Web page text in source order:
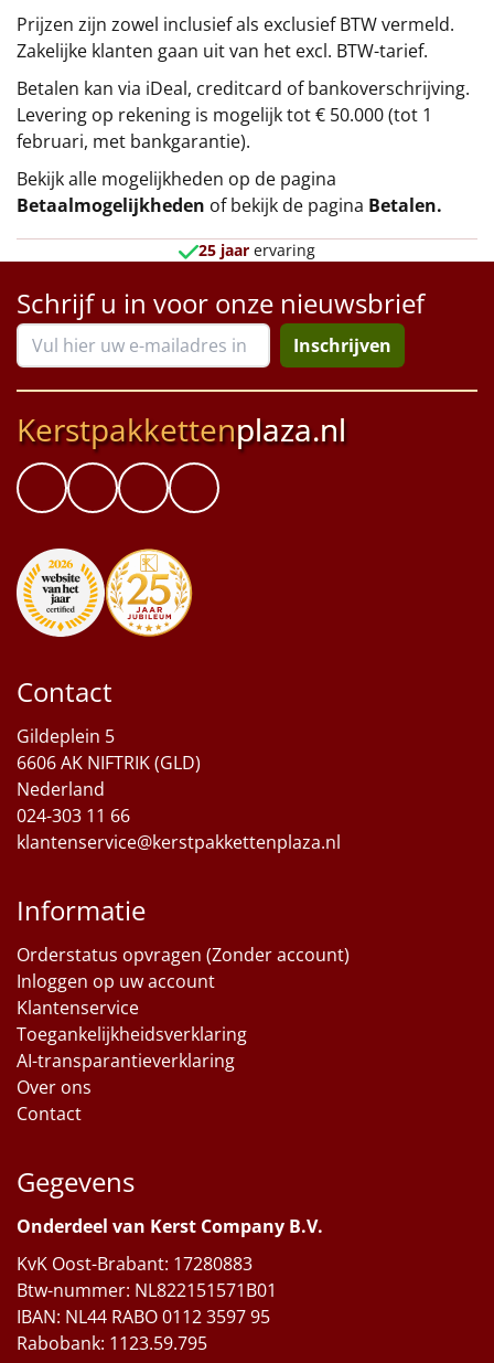
Prijzen zijn zowel inclusief als exclusief BTW vermeld.
Zakelijke klanten gaan uit van het excl. BTW-tarief.
Betalen kan via iDeal, creditcard of bankoverschrijving.
Levering op rekening is mogelijk tot € 50.000 (tot 1
februari, met bankgarantie).
Bekijk alle mogelijkheden op de pagina
Betaalmogelijkheden of bekijk de pagina Betalen.
25 jaar ervaring
Schrijf u in voor onze nieuwsbrief
Inschrijven
Kerstpakkettenplaza.nl
Contact
Gildeplein 5
6606 AK NIFTRIK (GLD)
Nederland
024-303 11 66
klantenservice@kerstpakkettenplaza.nl
Informatie
Orderstatus opvragen (Zonder account)
Inloggen op uw account
Klantenservice
Toegankelijkheidsverklaring
AI-transparantieverklaring
Over ons
Contact
Gegevens
Onderdeel van Kerst Company B.V.
KvK Oost-Brabant: 17280883
Btw-nummer: NL822151571B01
IBAN: NL44 RABO 0112 3597 95
Rabobank: 1123.59.795